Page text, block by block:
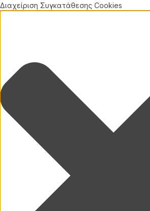
Διαχείριση Συγκατάθεσης Cookies